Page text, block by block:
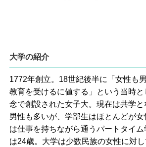
大学の紹介
1772年創立。18世紀後半に「女性も
教育を受けるに値する」という当時
念で創設された女子大。現在は共学
男性も多いが、学部生はほとんどが女
は仕事を持ちながら通うパートタイ
は24歳。大学は少数民族の女性に対し